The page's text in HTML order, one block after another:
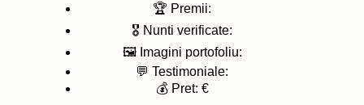
🏆 Premii:
🎖️ Nunti verificate:
🖼️ Imagini portofoliu:
💬 Testimoniale:
💰 Pret: €